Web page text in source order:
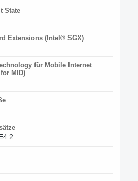
State
Extensions (Intel® SGX)
für Mobile Internet
MID)